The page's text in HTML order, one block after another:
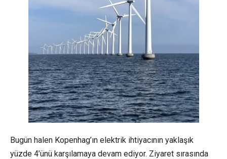
Bugün halen Kopenhag’ın elektrik ihtiyacının yaklaşık
yüzde 4’ünü karşılamaya devam ediyor. Ziyaret sırasında